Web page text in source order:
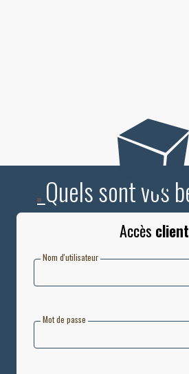
_Quels sont vos
Accès client
Nom d'utilisateur
Mot de passe